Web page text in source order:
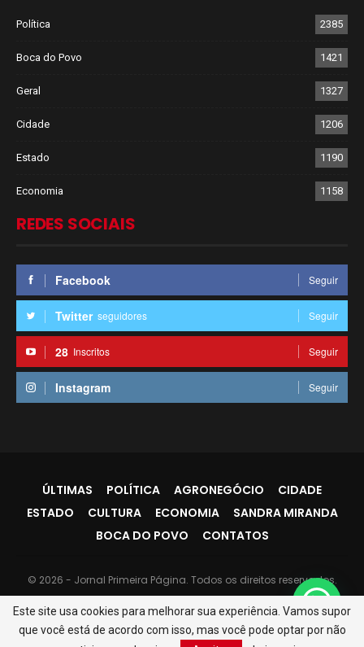
Política 2385
Boca do Povo 1421
Geral 1327
Cidade 1206
Estado 1190
Economia 1158
REDES SOCIAIS
Facebook Seguir
Twitter seguidores Seguir
28 Inscritos Seguir
Instagram Seguir
ÚLTIMAS POLÍTICA AGRONEGÓCIO
CIDADE
ESTADO
CULTURA ECONOMIA
SANDRA MIRANDA
BOCA DO POVO
CONTATOS
© 2026 - Jornal Primeira Página. Todos os direitos reservados.
Este site usa cookies para melhorar sua experiência. Vamos supor
que você está de acordo com isso, mas você pode optar por não